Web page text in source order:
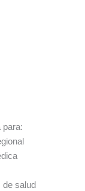
para:
salud